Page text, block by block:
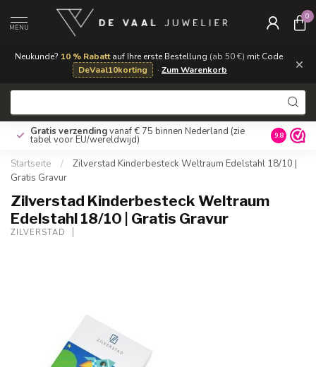
Neukunde? 10 % Rabattauf Ihre erste Bestellung (ab 50 €) mit Code
DeVaal10korting
· Zum Warenkorb ×
MENU
0
Gratis verzendingvanaf € 75 binnen Nederland (zie
tabel voor EU/wereldwijd) 9.8
Startseite /
Zilverstad Kinderbesteck Weltraum Edelstahl 18/10 |
Gratis Gravur
Zilverstad Kinderbesteck Weltraum
Edelstahl 18/10 | Gratis Gravur
ZILVERSTAD